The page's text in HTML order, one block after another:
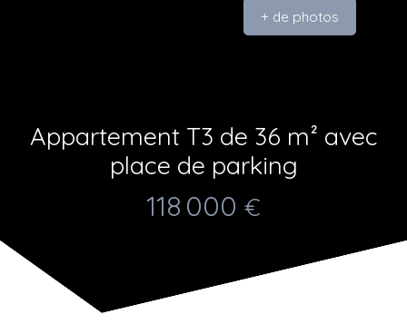
+ de photos
Appartement T3 de 36 m² avec
place de parking
118 000 €